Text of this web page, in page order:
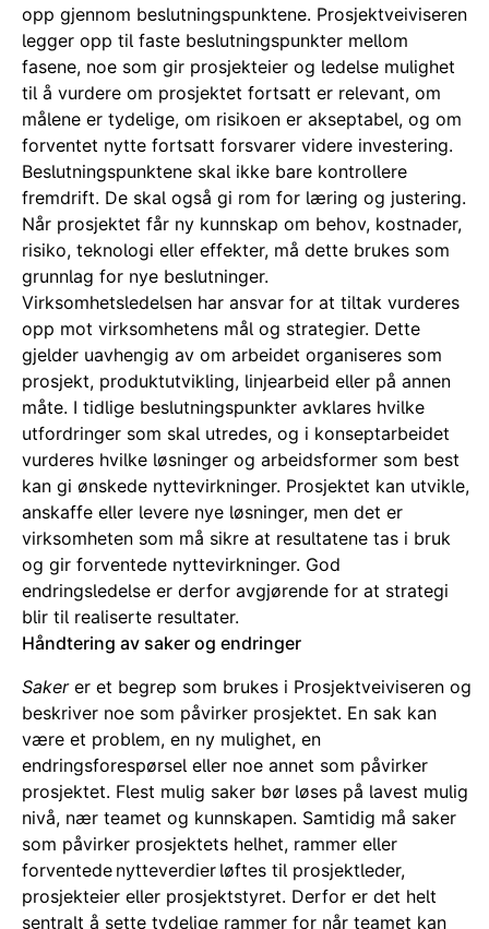
opp gjennom beslutningspunktene. Prosjektveiviseren
legger opp til faste beslutningspunkter mellom
fasene, noe som gir prosjekteier og ledelse mulighet
til å vurdere om prosjektet fortsatt er relevant, om
målene er tydelige, om risikoen er akseptabel, og om
forventet nytte fortsatt forsvarer videre investering.
Beslutningspunktene skal ikke bare kontrollere
fremdrift. De skal også gi rom for læring og justering.
Når prosjektet får ny kunnskap om behov, kostnader,
risiko, teknologi eller effekter, må dette brukes som
grunnlag for nye beslutninger.
Virksomhetsledelsen har ansvar for at tiltak vurderes
opp mot virksomhetens mål og strategier. Dette
gjelder uavhengig av om arbeidet organiseres som
prosjekt, produktutvikling, linjearbeid eller på annen
måte. I tidlige beslutningspunkter avklares hvilke
utfordringer som skal utredes, og i konseptarbeidet
vurderes hvilke løsninger og arbeidsformer som best
kan gi ønskede nyttevirkninger. Prosjektet kan utvikle,
anskaffe eller levere nye løsninger, men det er
virksomheten som må sikre at resultatene tas i bruk
og gir forventede nyttevirkninger. God
endringsledelse er derfor avgjørende for at strategi
blir til realiserte resultater.
Håndtering av saker og endringer
Sakerer et begrep som brukes i Prosjektveiviseren og
beskriver noe som påvirker prosjektet. En sak kan
være et problem, en ny mulighet, en
endringsforespørsel eller noe annet som påvirker
prosjektet. Flest mulig saker bør løses på lavest mulig
nivå, nær teamet og kunnskapen. Samtidig må saker
som påvirker prosjektets helhet, rammer eller
forventede nytteverdier løftes til prosjektleder,
prosjekteier eller prosjektstyret. Derfor er det helt
sentralt å sette tydelige rammer for når teamet kan